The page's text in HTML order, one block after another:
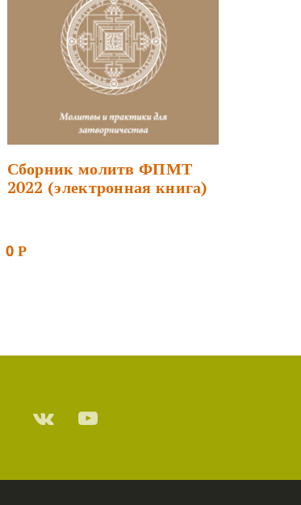
Сборник молитв ФПМТ
2022 (электронная книга)
0Р